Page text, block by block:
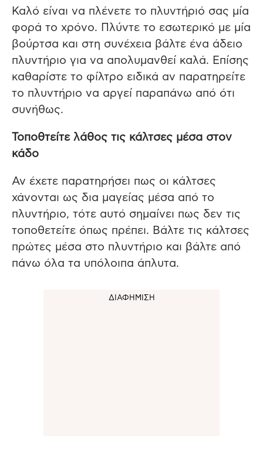
Καλό είναι να πλένετε το πλυντήριό σας μία
φορά το χρόνο. Πλύντε το εσωτερικό με μία
βούρτσα και στη συνέχεια βάλτε ένα άδειο
πλυντήριο για να απολυμανθεί καλά. Επίσης
καθαρίστε το φίλτρο ειδικά αν παρατηρείτε
το πλυντήριο να αργεί παραπάνω από ότι
συνήθως.
Τοποθτείτε λάθος τις κάλτσες μέσα στον
κάδο
Αν έχετε παρατηρήσει πως οι κάλτσες
χάνονται ως δια μαγείας μέσα από το
πλυντήριο, τότε αυτό σημαίνει πως δεν τις
τοποθετείτε όπως πρέπει. Βάλτε τις κάλτσες
πρώτες μέσα στο πλυντήριο και βάλτε από
πάνω όλα τα υπόλοιπα άπλυτα.